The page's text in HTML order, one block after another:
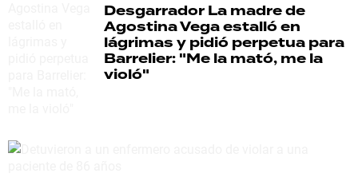
Desgarrador La madre de
Agostina Vega estalló en
lágrimas y pidió perpetua para
Barrelier: "Me la mató, me la
violó"